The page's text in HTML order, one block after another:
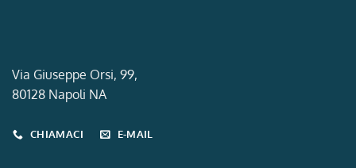
Via Giuseppe Orsi, 99,
80128 Napoli NA
CHIAMACI E-MAIL